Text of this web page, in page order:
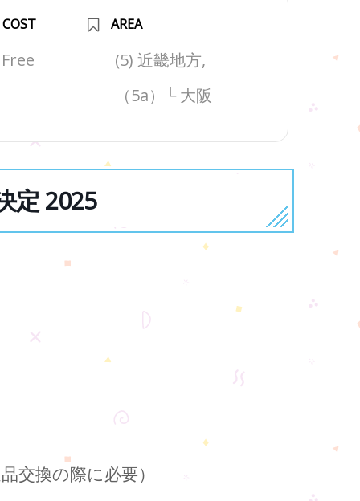
COST
Free
AREA
(5) 近畿地方,
（5a）└ 大阪
定 2025
交換の際に必要）